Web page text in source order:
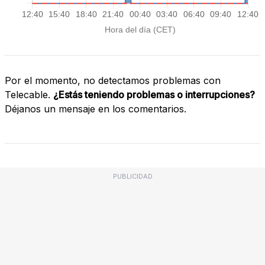
Por el momento, no detectamos problemas con
Telecable. ¿Estás teniendo problemas o interrupciones?
Déjanos un mensaje en los comentarios.
PUBLICIDAD